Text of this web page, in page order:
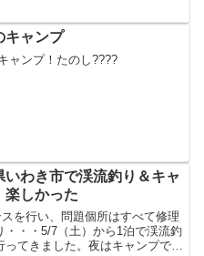
入会10年の記念キーホルダー。
とした作...
キャンプ
ャンプ！たのし????
いわき市で渓流釣り＆キャ
楽しかった
を行い、問題個所はすべて修理
・・5/7（土）から1泊で渓流釣
てきました。夜はキャンプでま